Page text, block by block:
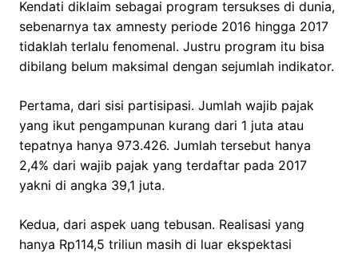
Kendati diklaim sebagai program tersukses di dunia,
sebenarnya tax amnesty periode 2016 hingga 2017
tidaklah terlalu fenomenal. Justru program itu bisa
dibilang belum maksimal dengan sejumlah indikator.
Pertama, dari sisi partisipasi. Jumlah wajib pajak
yang ikut pengampunan kurang dari 1 juta atau
tepatnya hanya 973.426. Jumlah tersebut hanya
2,4% dari wajib pajak yang terdaftar pada 2017
yakni di angka 39,1 juta.
Kedua, dari aspek uang tebusan. Realisasi yang
hanya Rp114,5 triliun masih di luar ekspektasi